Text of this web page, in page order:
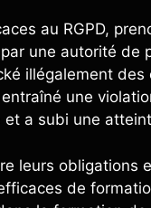
au RGPD,
une autorité de
illégalement des
une
a subi une
leurs obligations
de